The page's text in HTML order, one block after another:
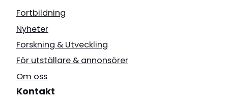
Fortbildning
Nyheter
Forskning & Utveckling
För utställare & annonsörer
Om oss
Kontakt